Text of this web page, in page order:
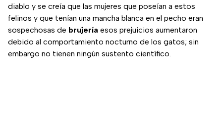
diablo y se creía que las mujeres que poseían a estos
felinos y que tenían una mancha blanca en el pecho eran
sospechosas de brujería esos prejuicios aumentaron
debido al comportamiento nocturno de los gatos; sin
embargo no tienen ningún sustento científico.